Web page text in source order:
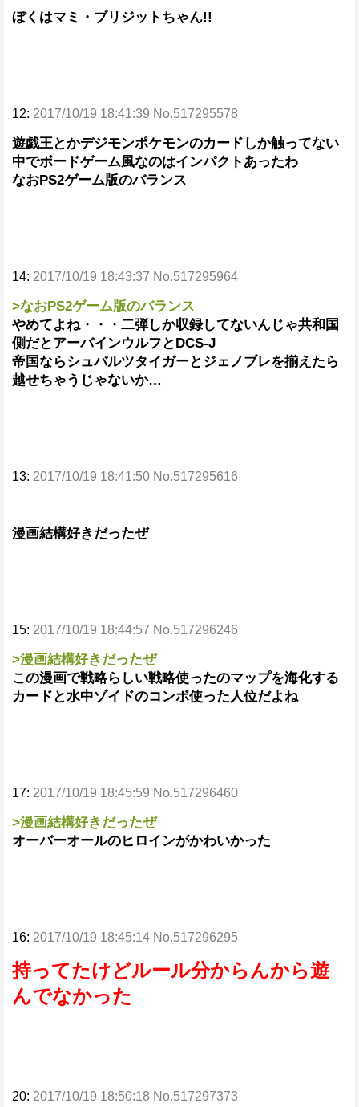
ぼくはマミ・ブリジットちゃん!!
12: 2017/10/19 18:41:39 No.517295578
遊戯王とかデジモンポケモンのカードしか触ってない
中でボードゲーム風なのはインパクトあったわ
なおPS2ゲーム版のバランス
14: 2017/10/19 18:43:37 No.517295964
>なおPS2ゲーム版のバランス
やめてよね・・・二弾しか収録してないんじゃ共和国
側だとアーバインウルフとDCS-J
帝国ならシュバルツタイガーとジェノブレを揃えたら
越せちゃうじゃないか…
13: 2017/10/19 18:41:50 No.517295616
漫画結構好きだったぜ
15: 2017/10/19 18:44:57 No.517296246
>漫画結構好きだったぜ
この漫画で戦略らしい戦略使ったのマップを海化する
カードと水中ゾイドのコンボ使った人位だよね
17: 2017/10/19 18:45:59 No.517296460
>漫画結構好きだったぜ
オーバーオールのヒロインがかわいかった
16: 2017/10/19 18:45:14 No.517296295
持ってたけどルール分からんから遊
んでなかった
20: 2017/10/19 18:50:18 No.517297373